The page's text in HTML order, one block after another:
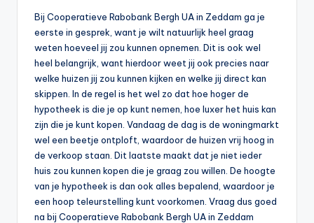
Bij Cooperatieve Rabobank Bergh UA in Zeddam ga je
eerste in gesprek, want je wilt natuurlijk heel graag
weten hoeveel jij zou kunnen opnemen. Dit is ook wel
heel belangrijk, want hierdoor weet jij ook precies naar
welke huizen jij zou kunnen kijken en welke jij direct kan
skippen. In de regel is het wel zo dat hoe hoger de
hypotheek is die je op kunt nemen, hoe luxer het huis kan
zijn die je kunt kopen. Vandaag de dag is de woningmarkt
wel een beetje ontploft, waardoor de huizen vrij hoog in
de verkoop staan. Dit laatste maakt dat je niet ieder
huis zou kunnen kopen die je graag zou willen. De hoogte
van je hypotheek is dan ook alles bepalend, waardoor je
een hoop teleurstelling kunt voorkomen. Vraag dus goed
na bij Cooperatieve Rabobank Bergh UA in Zeddam